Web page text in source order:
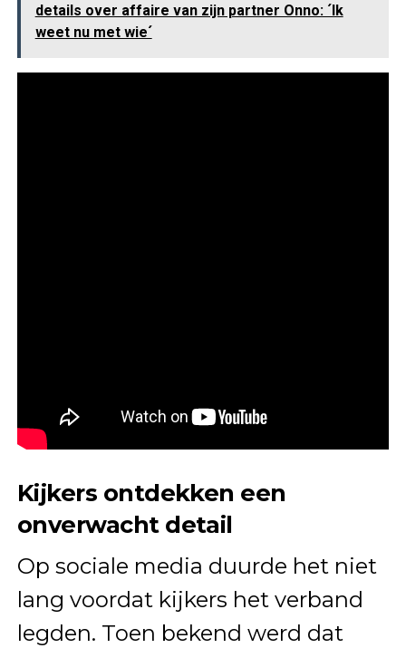
details over affaire van zijn partner Onno: ´Ik
weet nu met wie´
Kijkers ontdekken een
onverwacht detail
Op sociale media duurde het niet
lang voordat kijkers het verband
legden. Toen bekend werd dat